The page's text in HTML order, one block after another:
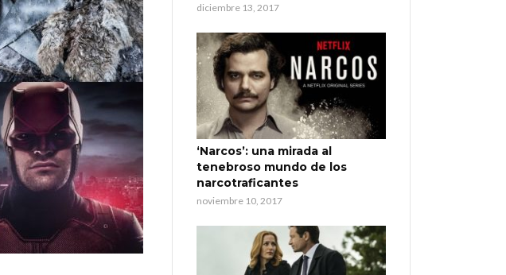
diciembre 13, 2017
‘Narcos’: una mirada al
tenebroso mundo de los
narcotraficantes
noviembre 10, 2017